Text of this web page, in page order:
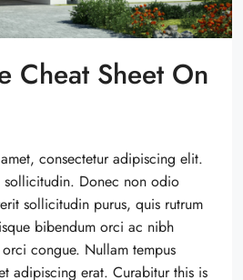
Cheat Sheet On
consectetur adipiscing elit.
sollicitudin. Donec non odio
sollicitudin purus, quis rutrum
bibendum orci ac nibh
congue. Nullam tempus
adipiscing erat. Curabitur this is